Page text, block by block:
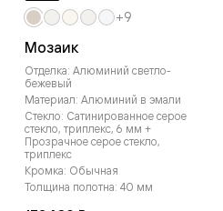
Мозаик
Отделка: Алюминий светло-
бежевый
Материал: Алюминий в эмали
Стекло: Сатинированное серое
стекло, триплекс, 6 мм +
Прозрачное серое стекло,
триплекс
Кромка: Обычная
Толщина полотна: 40 мм
+9